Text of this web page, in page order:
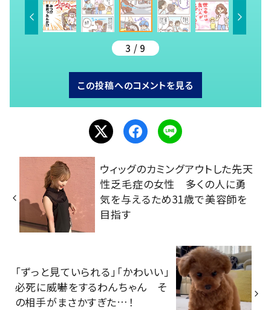
3 / 9
この投稿へのコメントを見る
ウィッグのカミングアウトした先天
性乏毛症の女性 多くの人に勇
気を与えるため31歳で美容師を
目指す
「ずっと見ていられる」「かわいい」
必死に威嚇をするわんちゃん そ
の相手がまさかすぎた…！